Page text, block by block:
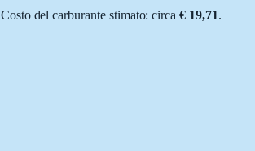
Costo del carburante stimato: circa € 19,71.